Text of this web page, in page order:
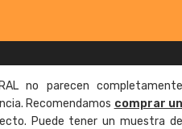
no parecen completamente
Recomendamos comprar un
Puede tener un muestra de